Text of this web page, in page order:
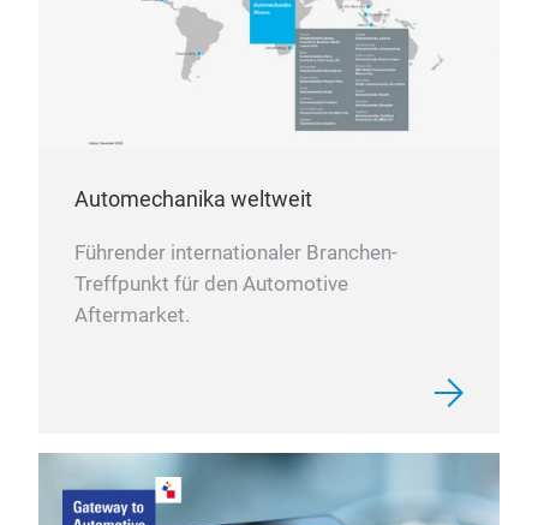
Automechanika weltweit
Führender internationaler Branchen-
Treffpunkt für den Automotive
Aftermarket.